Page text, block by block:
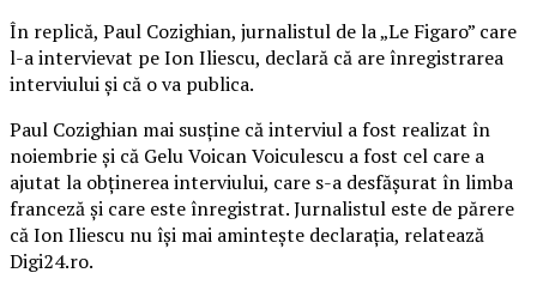
În replică, Paul Cozighian, jurnalistul de la „Le Figaro” care
l-a intervievat pe Ion Iliescu, declară că are înregistrarea
interviului şi că o va publica.
Paul Cozighian mai susţine că interviul a fost realizat în
noiembrie şi că Gelu Voican Voiculescu a fost cel care a
ajutat la obţinerea interviului, care s-a desfăşurat în limba
franceză şi care este înregistrat. Jurnalistul este de părere
că Ion Iliescu nu îşi mai aminteşte declaraţia, relatează
Digi24.ro.